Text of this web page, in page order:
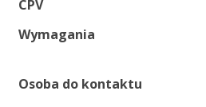
CPV
Wymagania
Osoba do kontaktu